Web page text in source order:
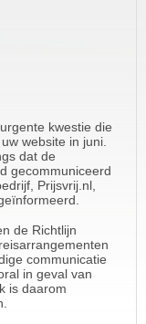
kwestie die
website in juni.
dat de
gecommuniceerd
Prijsvrij.nl,
de Richtlijn
communicatie
in geval van
is daarom